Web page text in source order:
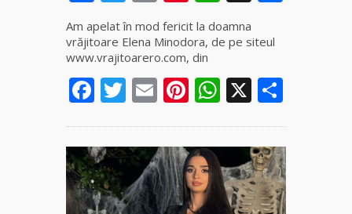
Am apelat în mod fericit la doamna
vrăjitoare Elena Minodora, de pe siteul
www.vrajitoarero.com, din
Facebook
Twitter
EmailPinterest
WhatsApp
X